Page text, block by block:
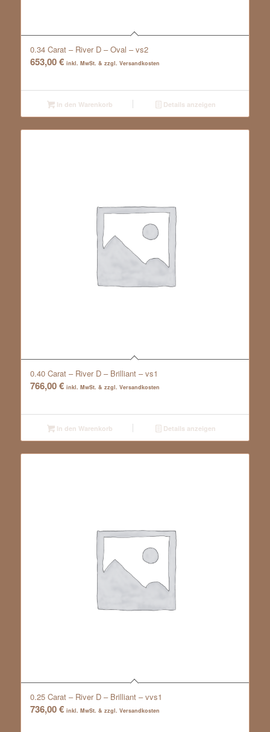
0.34 Carat – River D – Oval – vs2
653,00€ inkl. MwSt. & zzgl. Versandkosten
In den Warenkorb Details anzeigen
0.40 Carat – River D – Brilliant – vs1
766,00€ inkl. MwSt. & zzgl. Versandkosten
In den Warenkorb Details anzeigen
0.25 Carat – River D – Brilliant – vvs1
736,00€ inkl. MwSt. & zzgl. Versandkosten